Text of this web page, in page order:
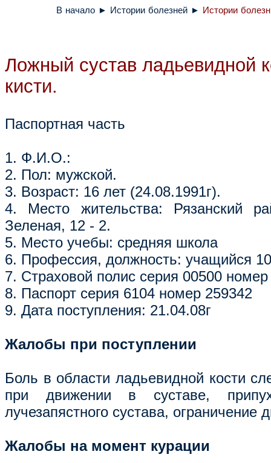
В начало ► Истории болезней ► Истории болезн
Ложный сустав ладьевидной
кисти.
Паспортная часть
1. Ф.И.О.:
2. Пол: мужской.
3. Возраст: 16 лет (24.08.1991г).
4. Место жительства: Рязанский
Зеленая, 12 - 2.
5. Место учебы: средняя школа
6. Профессия, должность: учащийся
7. Страховой полис серия 00500
8. Паспорт серия 6104 номер 259342
9. Дата поступления: 21.04.08г
Жалобы при поступлении
Боль в области ладьевидной кости
при движении в суставе,
лучезапястного сустава, ограничение
Жалобы на момент курации